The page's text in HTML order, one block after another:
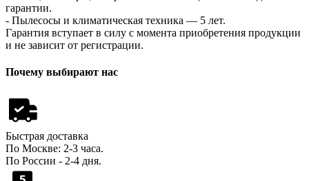
гарантии.
- Пылесосы и климатическая техника — 5 лет.
Гарантия вступает в силу с момента приобретения продукции
и не зависит от регистрации.
Почему выбирают нас
Быстрая доставка
По Москве: 2-3 часа.
По России - 2-4 дня.